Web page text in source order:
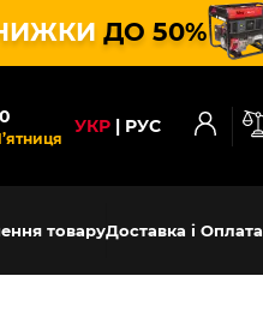
ДО 50%
УКР РУС
товаруДоставка і Оплата